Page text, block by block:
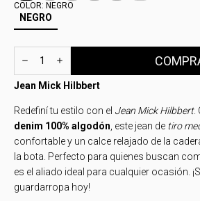
COLOR: NEGRO
NEGRO
Jean Mick Hilbbert
Redefiní tu estilo con el Jean Mick Hilbbert.
denim 100% algodón , este jean de tiro
confortable y un calce relajado de la
la bota. Perfecto para quienes buscan
es el aliado ideal para cualquier ocasión.
guardarropa hoy!